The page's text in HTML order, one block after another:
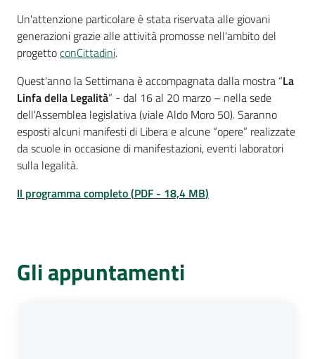
Un'attenzione particolare è stata riservata alle giovani
generazioni grazie alle attività promosse nell'ambito del
progettoconCittadini.
Quest'anno la Settimana è accompagnata dalla mostra “La
Linfa della Legalità” - dal 16 al 20 marzo – nella sede
dell'Assemblea legislativa (viale Aldo Moro 50). Saranno
esposti alcuni manifesti di Libera e alcune “opere” realizzate
da scuole in occasione di manifestazioni, eventi laboratori
sulla legalità.
Il programma completo(PDF - 18,4 MB)
Gli appuntamenti